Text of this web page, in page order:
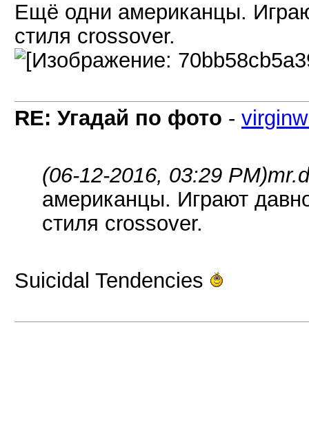
Ещё одни американцы.
стиля crossover.
RE: Угадай по фото -
(06-12-2016, 03:29 PM)
американцы. Играют
стиля crossover.
Suicidal Tendencies